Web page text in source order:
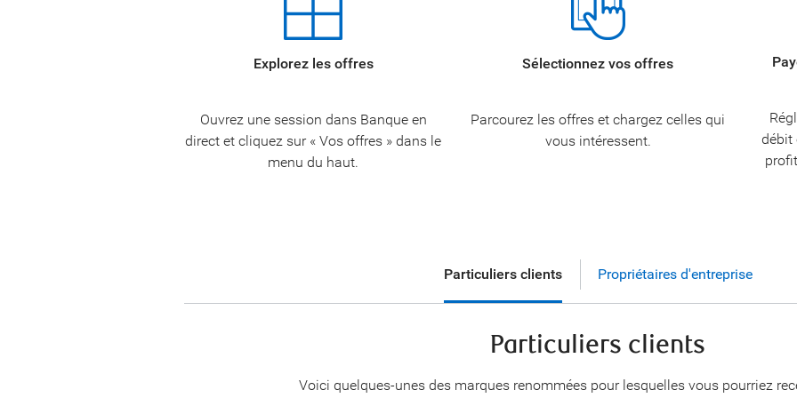
Explorez les offres
Ouvrez une session dans Banque en
direct et cliquez sur « Vos offres » dans le
menu du haut.
Sélectionnez vos offres
Parcourez les offres et chargez celles qui
vous intéressent.
débit
Particuliers clients Propriétaires d'entreprise
Particuliers clients
Voici quelques-unes des marques renommées pour lesquelles vous pourriez